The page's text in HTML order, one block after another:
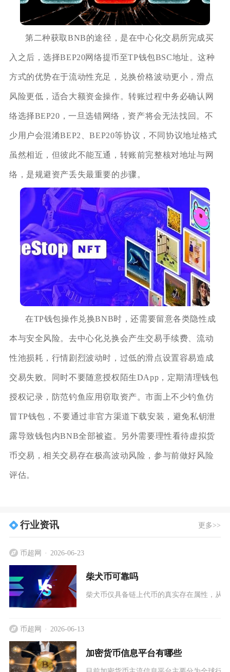
第二种获取BNB的途径，是在中心化交易所完成买
入之后，选择BEP20网络提币至TP钱包BSC地址。这种
方式的优势在于流动性充足，兑换价格波动更小，滑点
风险更低，适合大额资金操作。转账过程中务必确认网
络选择BEP20，一旦选错网络，资产将会无法找回。不
少用户会混淆BEP2、BEP20等协议，不同协议地址格式
虽然相近，但彼此不能互通，转账前完整核对地址与网
络，是规避资产丢失最重要的步骤。
在TP钱包操作兑换BNB时，还需要留意各类隐性成
本与安全风险。去中心化兑换会产生交易手续费、流动
性池损耗，行情剧烈波动时，过低的滑点设置容易造成
交易失败。同时不要随意授权陌生DApp，定期清理钱包
授权记录，防范钓鱼应用窃取资产。市面上不少钓鱼仿
冒TP钱包，不要通过非官方渠道下载安装，避免私钥泄
露导致钱包内BNB全部被盗。另外需要理性看待虚拟货
币交易，相关交易存在极高波动风险，参与前做好风险
评估。
行业资讯 更多>>
币超网 2026-06-23
柴犬币可靠吗
柴犬币仅具备链上代币的真实存在属性，从
币超网 2026-06-13
加密货币信息平台有哪些